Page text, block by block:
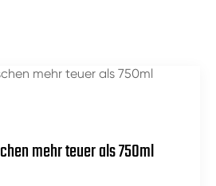
mehr teuer als 750ml